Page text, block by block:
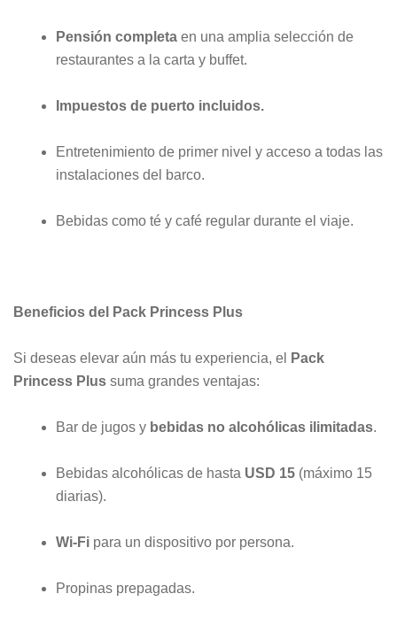
Pensión completa en una amplia selección de
restaurantes a la carta y buffet.
Impuestos de puerto incluidos.
Entretenimiento de primer nivel y acceso a todas las
instalaciones del barco.
Bebidas como té y café regular durante el viaje.
Beneficios del Pack Princess Plus
Si deseas elevar aún más tu experiencia, el
Pack
Princess Plus suma grandes ventajas:
Bar de jugos y bebidas no alcohólicas ilimitadas.
Bebidas alcohólicas de hasta USD 15 (máximo 15
diarias).
Wi-Fi para un dispositivo por persona.
Propinas prepagadas.